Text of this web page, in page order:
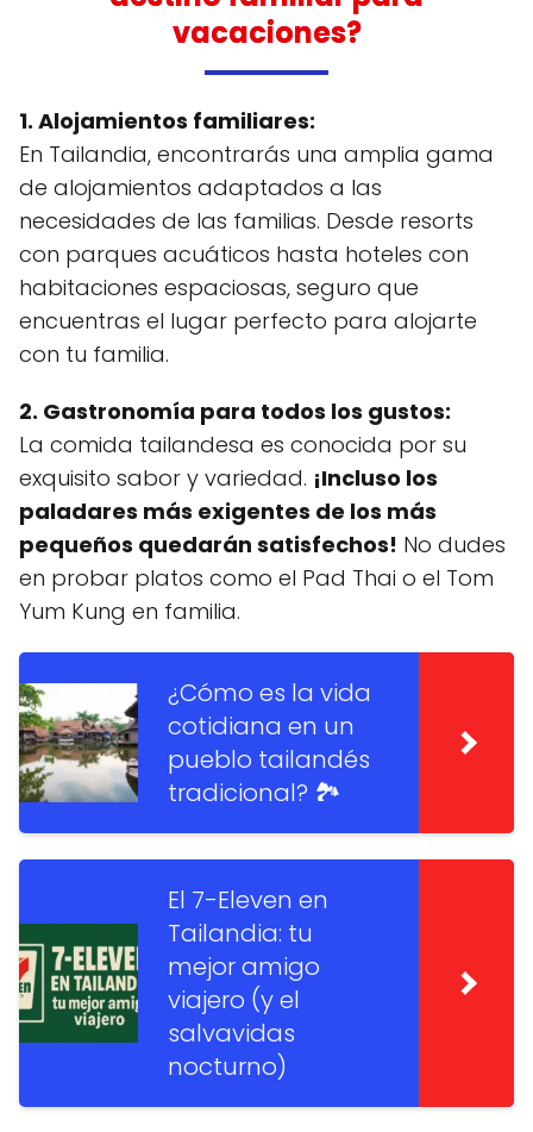
vacaciones?
1. Alojamientos familiares:
En Tailandia, encontrarás una amplia gama
de alojamientos adaptados a las
necesidades de las familias. Desde resorts
con parques acuáticos hasta hoteles con
habitaciones espaciosas, seguro que
encuentras el lugar perfecto para alojarte
con tu familia.
2. Gastronomía para todos los gustos:
La comida tailandesa es conocida por su
exquisito sabor y variedad. ¡Incluso los
paladares más exigentes de los más
pequeños quedarán satisfechos! No dudes
en probar platos como el Pad Thai o el Tom
Yum Kung en familia.
¿Cómo es la vida
cotidiana en un
pueblo tailandés
tradicional? 🏞️
El 7-Eleven en
Tailandia: tu
mejor amigo
viajero (y el
salvavidas
nocturno)